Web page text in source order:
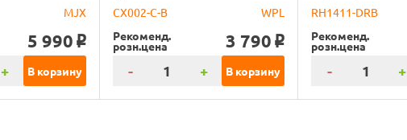
MJX
5 990 o
+ В корзину
CX002-C-B
WPL
Рекоменд.
розн.цена 3 790 o
- + В корзину
RH1411-DRB
Рекоменд.
розн.цена
- +